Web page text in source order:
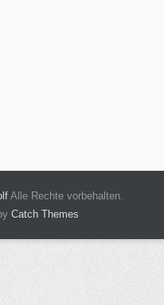
Alle Rechte vorbehalten.
Catch Themes